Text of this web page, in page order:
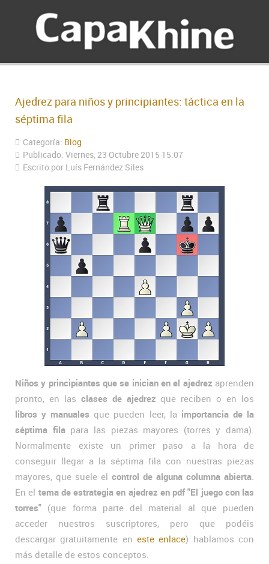
Ajedrez para niños y principiantes: táctica en la
séptima fila
Categoría: Blog
Publicado: Viernes, 23 Octubre 2015 15:07
Escrito por Luís Fernández Siles
Niños y principiantes que se inician en el ajedrez aprenden
pronto, en las clases de ajedrez que reciben o en los
libros y manuales que pueden leer, la importancia de la
séptima filapara las piezas mayores (torres y dama).
Normalmente existe un primer paso a la hora de
conseguir llegar a la séptima fila con nuestras piezas
mayores, que suele el control de alguna columna abierta
En el tema de estrategia en ajedrez en pdf "El juego con las
torres" (que forma parte del material al que pueden
acceder nuestros suscriptores, pero que podéis
descargar gratuitamente en este enlace) hablamos con
más detalle de estos conceptos.